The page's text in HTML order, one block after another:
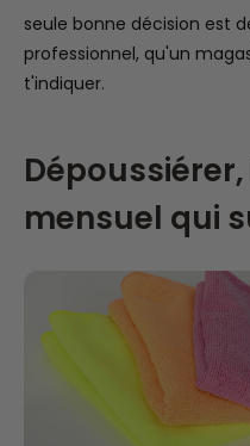
seule bonne décision est
professionnel, qu'un
t'indiquer.
mensuel qui